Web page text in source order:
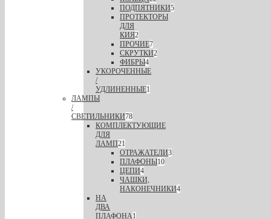
ПОДПЯТНИКИ5
ПРОТЕКТОРЫ
ДЛЯ
КИЯ2
ПРОЧИЕ7
СКРУТКИ2
ФИБРЫ4
УКОРОЧЕННЫЕ
/
УДЛИНЕННЫЕ1
ЛАМПЫ
/
СВЕТИЛЬНИКИ78
КОМПЛЕКТУЮЩИЕ
ДЛЯ
ЛАМП21
ОТРАЖАТЕЛИ3
ПЛАФОНЫ10
ЦЕПИ4
ЧАШКИ,
НАКОНЕЧНИКИ4
НА
ДВА
ПЛАФОНА1